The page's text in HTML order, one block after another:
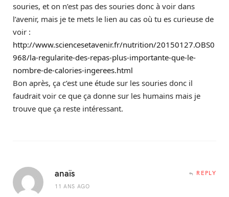
souries, et on n’est pas des souries donc à voir dans
l’avenir, mais je te mets le lien au cas où tu es curieuse de
voir :
http://www.sciencesetavenir.fr/nutrition/20150127.OBS0
968/la-regularite-des-repas-plus-importante-que-le-
nombre-de-calories-ingerees.html
Bon après, ça c’est une étude sur les souries donc il
faudrait voir ce que ça donne sur les humains mais je
trouve que ça reste intéressant.
anaïs
11 ANS AGO
REPLY